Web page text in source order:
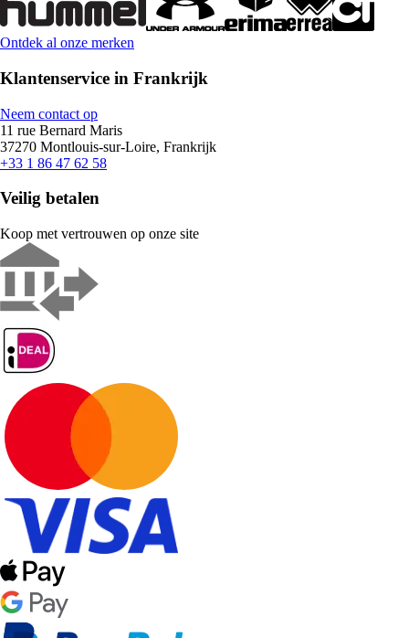
Ontdek al onze merken
Klantenservice in Frankrijk
Neem contact op
11 rue Bernard Maris
37270 Montlouis-sur-Loire, Frankrijk
+33 1 86 47 62 58
Veilig betalen
Koop met vertrouwen op onze site